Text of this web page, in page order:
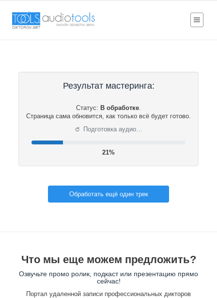
Результат мастеринга:
Статус: В обработке.
Страница сама обновится, как только всё будет готово.
⟳ Подготовка аудио…
21%
Обработать ещё один трек
Что мы еще можем предложить?
Озвучьте промо ролик, подкаст или презентацию прямо
сейчас!
Портал удаленной записи профессиональных дикторов